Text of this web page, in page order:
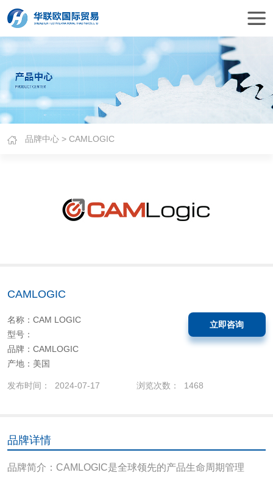
品牌中心 > CAMLOGIC
CAMLOGIC
名称：CAM LOGIC
型号：
品牌：CAMLOGIC
产地：美国
立即咨询
发布时间： 2024-07-17 浏览次数： 1468
品牌详情
品牌简介：CAMLOGIC是全球领先的产品生命周期管理